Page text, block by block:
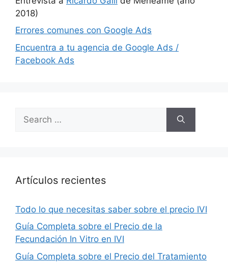
2018)
Errores comunes con Google Ads
Encuentra a tu agencia de Google Ads /
Facebook Ads
for:
Artículos recientes
Todo lo que necesitas saber sobre el precio IVI
Guía Completa sobre el Precio de la
Fecundación In Vitro en IVI
Guía Completa sobre el Precio del Tratamiento